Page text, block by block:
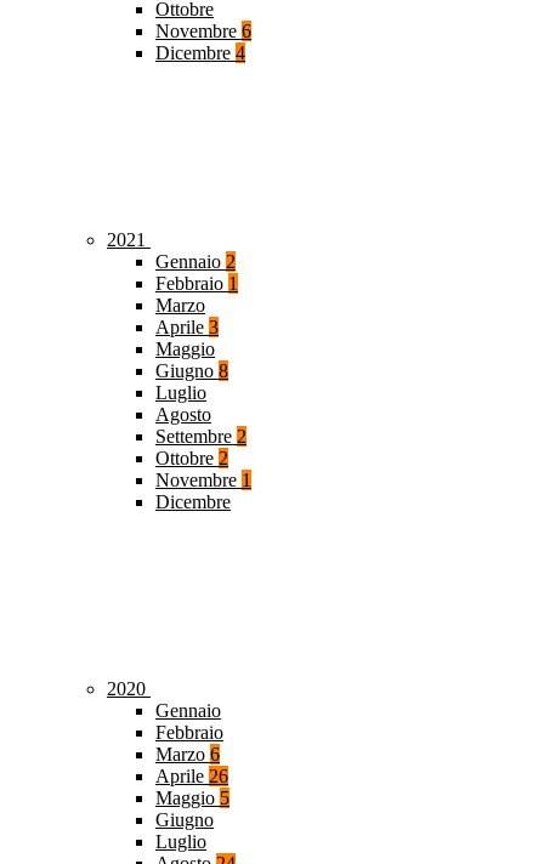
Ottobre
Novembre 6
Dicembre 4
2021
Gennaio 2
Febbraio 1
Marzo
Aprile 3
Maggio
Giugno 8
Luglio
Agosto
Settembre 2
Ottobre 2
Novembre 1
Dicembre
2020
Gennaio
Febbraio
Marzo 6
Aprile 26
Maggio 5
Giugno
Luglio